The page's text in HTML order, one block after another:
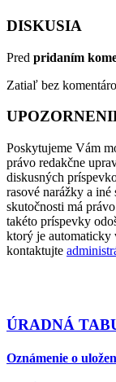
DISKUSIA
Pred pridaním
Zatiaľ bez
Poskytujeme Vám
právo redakčne
diskusných
rasové narážky a
skutočnosti má
takéto príspevky
ktorý je automaticky
kontaktujte
ÚRADNÁ
Oznámenie o